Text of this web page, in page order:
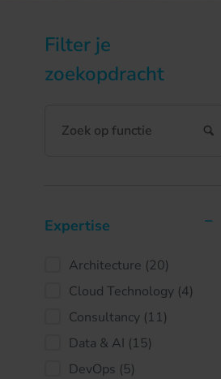
Filter je
zoekopdracht
Expertise
Architecture (20)
Cloud Technology (4)
Consultancy (11)
Data & AI (15)
DevOps (5)